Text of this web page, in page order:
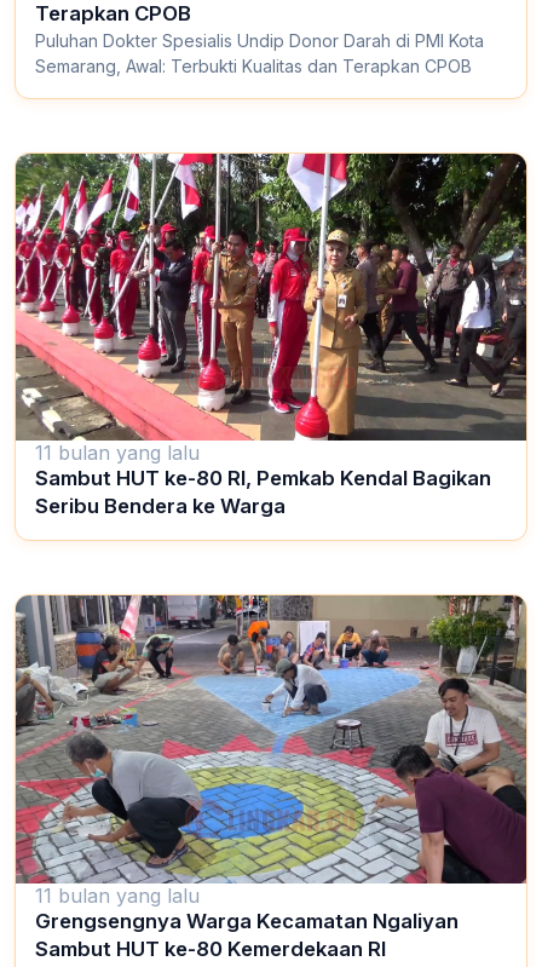
Terapkan CPOB
Puluhan Dokter Spesialis Undip Donor Darah di PMI Kota
Semarang, Awal: Terbukti Kualitas dan Terapkan CPOB
11 bulan yang lalu
Sambut HUT ke-80 RI, Pemkab Kendal Bagikan
Seribu Bendera ke Warga
11 bulan yang lalu
Grengsengnya Warga Kecamatan Ngaliyan
Sambut HUT ke-80 Kemerdekaan RI